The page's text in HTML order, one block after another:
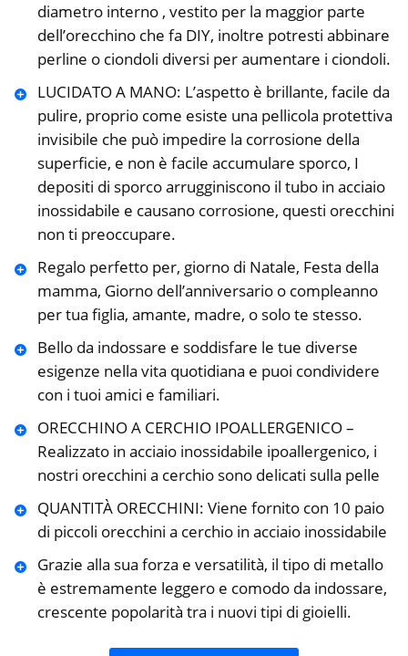
diametro interno , vestito per la maggior parte
dell’orecchino che fa DIY, inoltre potresti abbinare
perline o ciondoli diversi per aumentare i ciondoli.
LUCIDATO A MANO: L’aspetto è brillante, facile da
pulire, proprio come esiste una pellicola protettiva
invisibile che può impedire la corrosione della
superficie, e non è facile accumulare sporco, I
depositi di sporco arrugginiscono il tubo in acciaio
inossidabile e causano corrosione, questi orecchini
non ti preoccupare.
Regalo perfetto per, giorno di Natale, Festa della
mamma, Giorno dell’anniversario o compleanno
per tua figlia, amante, madre, o solo te stesso.
Bello da indossare e soddisfare le tue diverse
esigenze nella vita quotidiana e puoi condividere
con i tuoi amici e familiari.
ORECCHINO A CERCHIO IPOALLERGENICO –
Realizzato in acciaio inossidabile ipoallergenico, i
nostri orecchini a cerchio sono delicati sulla pelle
QUANTITÀ ORECCHINI: Viene fornito con 10 paio
di piccoli orecchini a cerchio in acciaio inossidabile
Grazie alla sua forza e versatilità, il tipo di metallo
è estremamente leggero e comodo da indossare,
crescente popolarità tra i nuovi tipi di gioielli.